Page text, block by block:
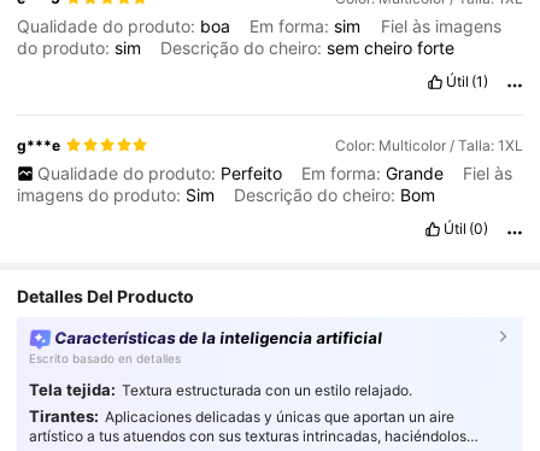
Qualidade do produto: boa Em forma:sim
Fiel às imagens
do produto:sim Descrição do cheiro:semcheiroforte
Útil (1)
g***e Color: Multicolor / Talla: 1XL
Qualidade do produto: Perfeito Em forma: Grande
Fiel às
imagens do produto: Sim Descrição do cheiro: Bom
Útil (0)
Detalles Del Producto
Características de la inteligencia artificial
Escrito basado en detalles
Tela tejida: Textura estructurada con un estilo relajado.
Tirantes: Aplicaciones delicadas y únicas que aportan un aire
artístico a tus atuendos con sus texturas intrincadas, haciéndolos